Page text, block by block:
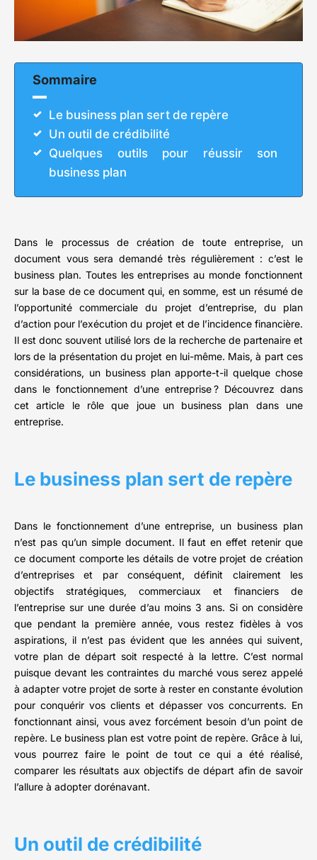
Sommaire
Le business plan sert de repère
Un outil de crédibilité
Quelques outils pour réussir son
business plan
Dans le processus de création de toute entreprise, un
document vous sera demandé très régulièrement : c’est le
business plan. Toutes les entreprises au monde fonctionnent
sur la base de ce document qui, en somme, est un résumé de
l’opportunité commerciale du projet d’entreprise, du plan
d’action pour l’exécution du projet et de l’incidence financière.
Il est donc souvent utilisé lors de la recherche de partenaire et
lors de la présentation du projet en lui-même. Mais, à part ces
considérations, un business plan apporte-t-il quelque chose
dans le fonctionnement d’une entreprise ? Découvrez dans
cet article le rôle que joue un business plan dans une
entreprise.
Le business plan sert de repère
Dans le fonctionnement d’une entreprise, un business plan
n’est pas qu’un simple document. Il faut en effet retenir que
ce document comporte les détails de votre projet de création
d’entreprises et par conséquent, définit clairement les
objectifs stratégiques, commerciaux et financiers de
l’entreprise sur une durée d’au moins 3 ans. Si on considère
que pendant la première année, vous restez fidèles à vos
aspirations, il n’est pas évident que les années qui suivent,
votre plan de départ soit respecté à la lettre. C’est normal
puisque devant les contraintes du marché vous serez appelé
à adapter votre projet de sorte à rester en constante évolution
pour conquérir vos clients et dépasser vos concurrents. En
fonctionnant ainsi, vous avez forcément besoin d’un point de
repère. Le business plan est votre point de repère. Grâce à lui,
vous pourrez faire le point de tout ce qui a été réalisé,
comparer les résultats aux objectifs de départ afin de savoir
l’allure à adopter dorénavant.
Un outil de crédibilité